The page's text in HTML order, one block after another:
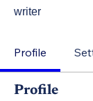
writer
Profile
Profile